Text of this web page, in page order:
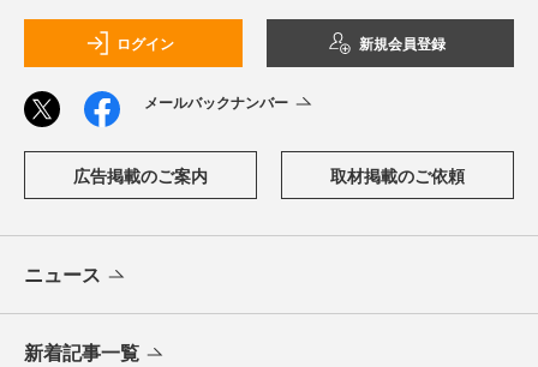
ログイン 新規会員登録
メールバックナンバー
広告掲載のご案内 取材掲載のご依頼
ニュース
新着記事一覧